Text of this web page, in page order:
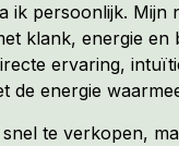
ik persoonlijk. Mijn
klank, energie en
ervaring,
de energie
snel te verkopen,